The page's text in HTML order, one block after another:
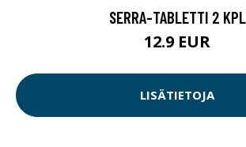
SERRA-TABLETTI 2 KPL
12.9 EUR
LISÄTIETOJA